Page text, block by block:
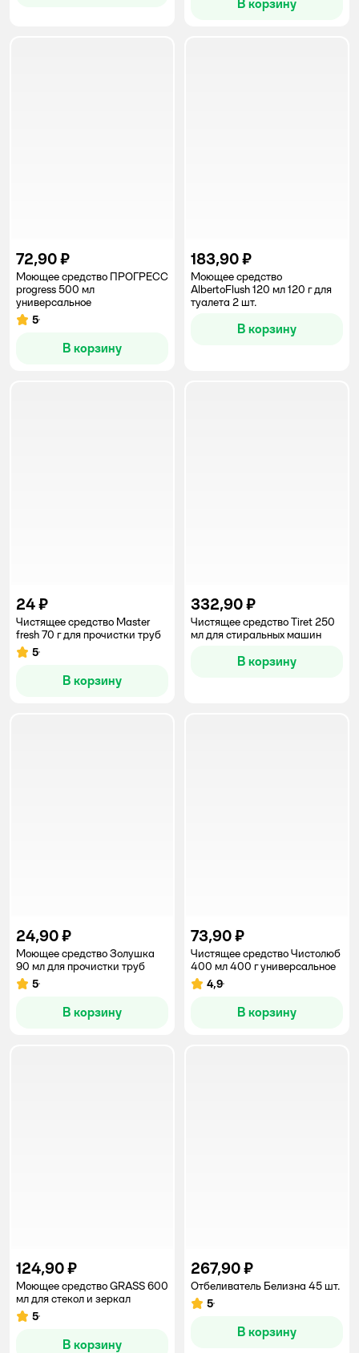
В корзину
72,90 ₽
Моющее средство ПРОГРЕСС
progress 500 мл
универсальное
Рейтинг:
5
В корзину
183,90 ₽
Моющее средство
AlbertoFlush 120 мл 120 г для
туалета 2 шт.
В корзину
24 ₽
Чистящее средство Master
fresh 70 г для прочистки труб
Рейтинг:
5
В корзину
332,90 ₽
Чистящее средство Tiret 250
мл для стиральных машин
В корзину
24,90 ₽
Моющее средство Золушка
90 мл для прочистки труб
Рейтинг:
5
В корзину
73,90 ₽
Чистящее средство Чистолюб
400 мл 400 г универсальное
Рейтинг:
4,9
В корзину
124,90 ₽
Моющее средство GRASS 600
мл для стекол и зеркал
Рейтинг:
5
В корзину
267,90 ₽
Отбеливатель Белизна 45 шт.
Рейтинг:
5
В корзину